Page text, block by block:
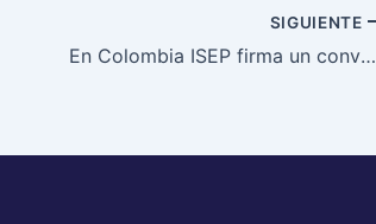
SIGUIENTE
En Colombia ISEP firma un convenio de colaboración con la Pontificia Universidad Javeriana